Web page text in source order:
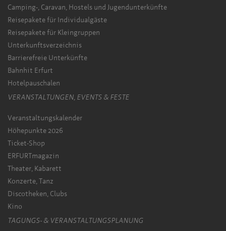
Camping-, Caravan, Hostels und Jugendunterkünfte
Reisepakete für Individualgäste
Reisepakete für Kleingruppen
Unterkunftsverzeichnis
Barrierefreie Unterkünfte
Bahnhit Erfurt
Hotelpauschalen
VERANSTALTUNGEN, EVENTS & FESTE
Veranstaltungskalender
Höhepunkte 2026
Ticket-Shop
ERFURTmagazin
Theater, Kabarett
Konzerte, Tanz
Discotheken, Clubs
Kino
TAGUNGS- & VERANSTALTUNGSPLANUNG